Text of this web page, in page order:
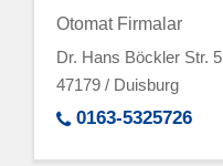
Otomat Firmalar
Dr. Hans Böckler Str. 5
47179 / Duisburg
0163-5325726